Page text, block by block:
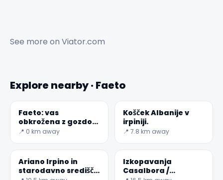
See more on Viator.com
Explore nearby · Faeto
Faeto: vas
obkrožena z gozdovi
s pogledom na
📍 0 km away
Košček Albanije v
irpiniji.
📍 7.8 km away
Ariano Irpino in
starodavno središče
Izkopavanja
Casalbora /